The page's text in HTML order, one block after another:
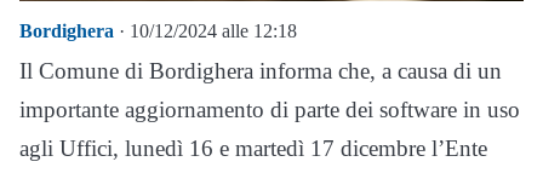
Bordighera · 10/12/2024 alle 12:18
Il Comune di Bordighera informa che, a causa di un
importante aggiornamento di parte dei software in uso
agli Uffici, lunedì 16 e martedì 17 dicembre l’Ente